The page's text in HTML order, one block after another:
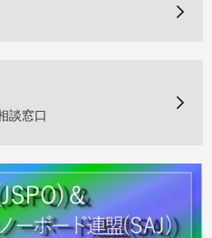
談窓口